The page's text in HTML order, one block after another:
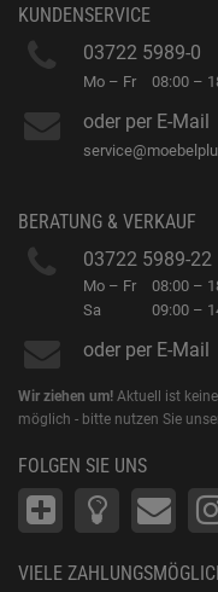
KUNDENSERVICE
03722 5989-0
Mo – Fr 08:00 –
oder per E-Mail
BERATUNG & VERKAUF
03722 5989-22
Mo – Fr
Sa
08:00 –
09:00 –
oder per E-Mail
Wir ziehen um! Aktuell ist
möglich - bitte nutzen Sie
FOLGEN SIE UNS
VIELE